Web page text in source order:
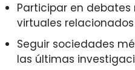
Participar en
virtuales
Seguir sociedades
las últimas